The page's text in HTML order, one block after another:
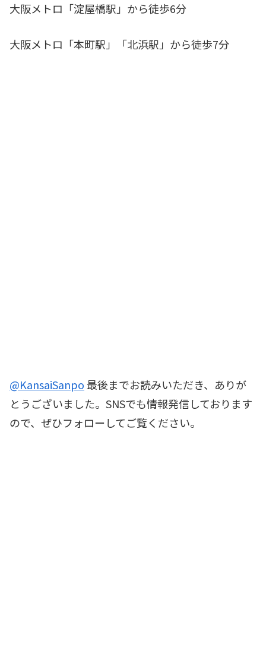
大阪メトロ「淀屋橋駅」から徒歩6分
大阪メトロ「本町駅」「北浜駅」から徒歩7分
@KansaiSanpo最後までお読みいただき、ありが
とうございました。SNSでも情報発信しております
ので、ぜひフォローしてご覧ください。